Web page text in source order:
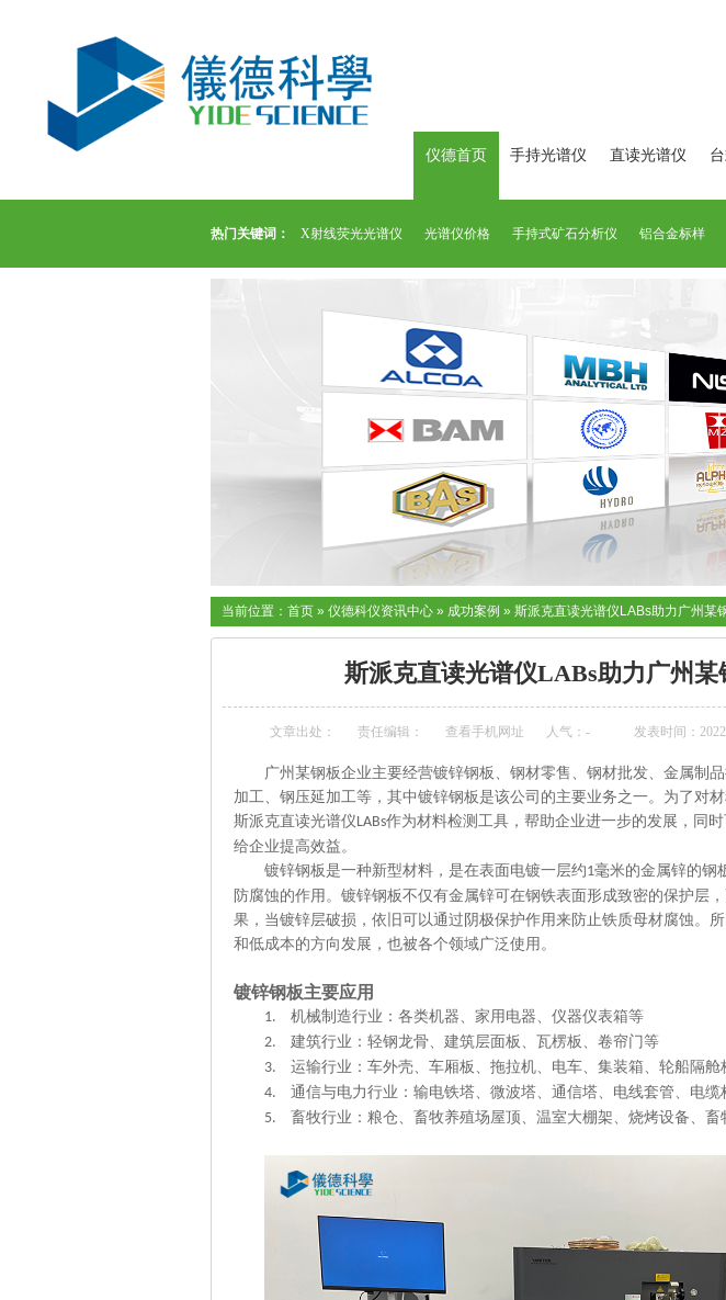
仪德首页 手持光谱仪 直读光谱仪
热门关键词： X射线荧光光谱仪 光谱仪价格 手持式矿石分析仪 铝合金标样
当前位置： 首页 » 仪德科仪资讯中心 » 成功案例 » 斯派克直读光谱仪LABs助力广州某
斯派克直读光谱仪LABs助力广州某
文章出处： 责任编辑： 查看手机网址 人气： - 发表时间：
广州某钢板企业主要经营镀锌钢板、钢材零售、钢材批发、金属制
加工、钢压延加工等，其中镀锌钢板是该公司的主要业务之一。为了对
斯派克直读光谱仪LABs作为材料检测 工具，帮助企业进一步的发展，同
给企业提高效益。
镀锌钢板是一种新型材料 ，是在表面电镀一层约1毫米的金属锌的钢
防腐蚀的作用。镀锌钢板不仅有金属锌可在钢铁表面形成致密的保护层
果，当镀锌层破损，依旧可以通过阴极保护作用来防止铁质母材腐蚀。
和低成本的方向发展，也被各个领域广泛使用。
镀锌钢板主要应用
1. 机械制造行业：各类机器、家用电器、仪器仪表箱等
2. 建筑行业：轻钢龙骨、建筑层面板、瓦楞板、卷帘门等
3. 运输行业：车外壳、车厢板、拖拉机、电车、集装箱、轮船隔舱
4. 通信与电力行业：输电铁塔、微波塔、通信塔、电线套管、电缆
5. 畜牧行业：粮仓、畜牧养殖场屋顶、温室大棚架、烧烤设备、畜